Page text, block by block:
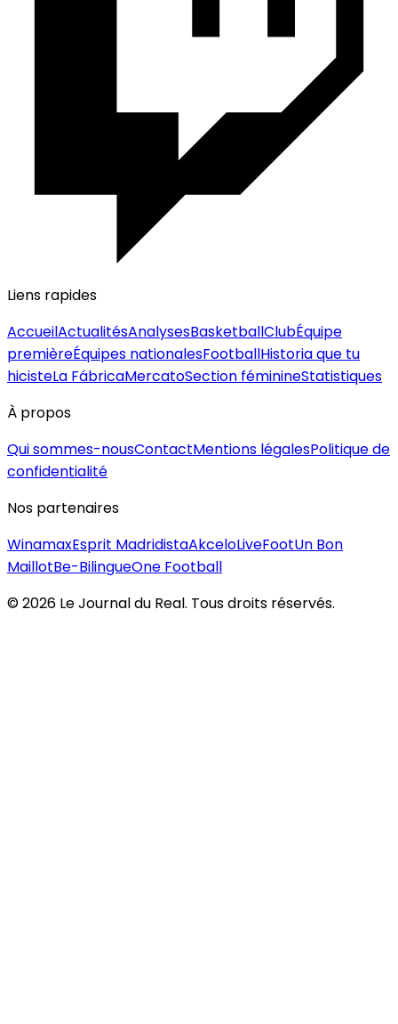
Liens rapides
AccueilActualitésAnalysesBasketballClubÉquipe
premièreÉquipes nationalesFootballHistoria que tu
hicisteLa FábricaMercatoSection féminineStatistiques
À propos
Qui sommes-nousContactMentions légalesPolitique de
confidentialité
Nos partenaires
WinamaxEsprit MadridistaAkceloLiveFootUn Bon
MaillotBe-BilingueOne Football
©2026 Le Journal du Real. Tous droits réservés.